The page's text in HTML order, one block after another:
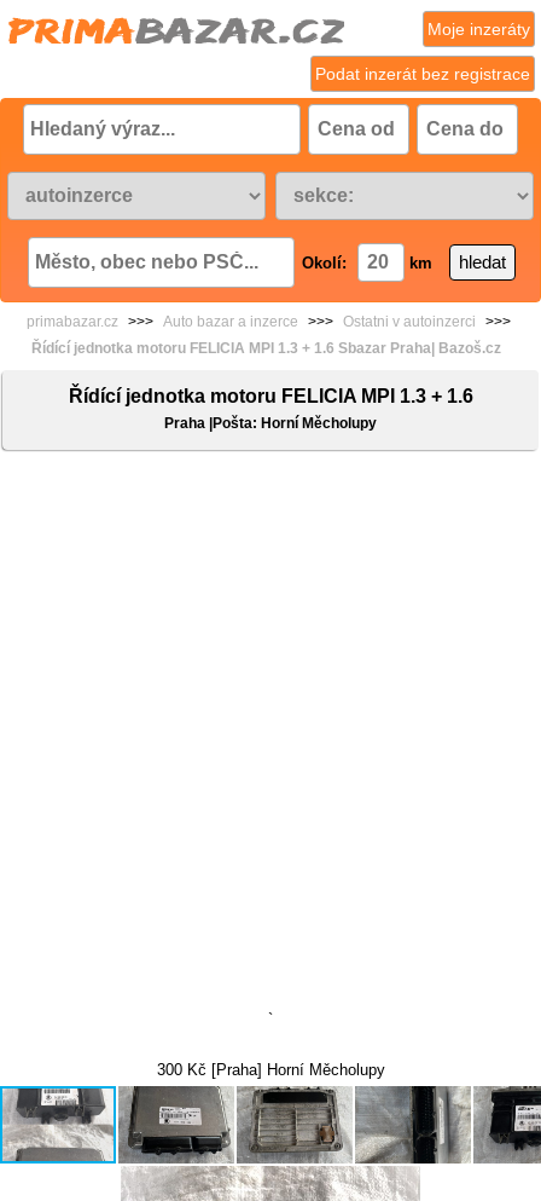
Podat inzerát bez registrace
Moje inzeráty
Okolí: km
primabazar.cz >>> Auto bazar a inzerce >>> Ostatni v autoinzerci
>>>
Řídící jednotka motoru FELICIA MPI 1.3 + 1.6 Sbazar Praha| Bazoš.cz
Řídící jednotka motoru FELICIA MPI 1.3 + 1.6
Praha |Pošta: Horní Měcholupy
`
300 Kč [Praha] Horní Měcholupy